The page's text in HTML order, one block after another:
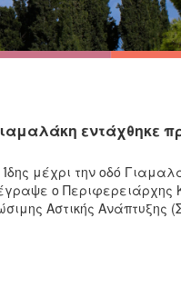
εντάχθηκε
μέχρι την οδό
ο Περιφερειάρχης
Αστικής Ανάπτυξης